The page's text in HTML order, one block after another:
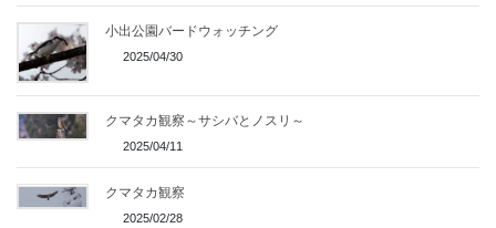
小出公園バードウォッチング
2025/04/30
クマタカ観察～サシバとノスリ～
2025/04/11
クマタカ観察
2025/02/28